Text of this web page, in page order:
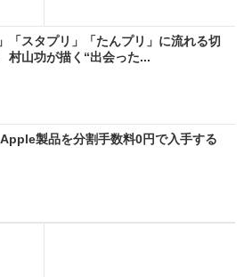
「スタプリ」「たんプリ」に流れる切
山功が描く“出会った...
製品を分割手数料0円で入手する